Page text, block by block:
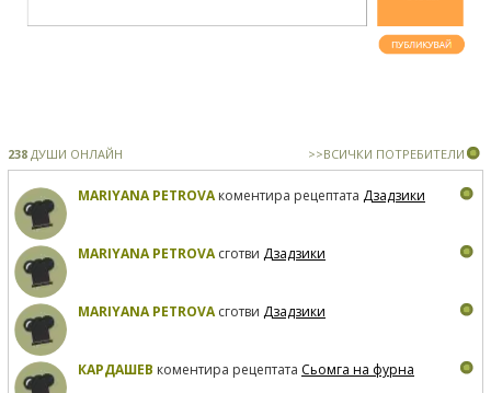
238 ДУШИ ОНЛАЙН >>ВСИЧКИ ПОТРЕБИТЕЛИ
MARIYANA PETROVAкоментира рецептата Дзадзики
MARIYANA PETROVAсготви Дзадзики
MARIYANA PETROVAсготви Дзадзики
КАРДАШЕВ коментира рецептата Сьомга на фурна